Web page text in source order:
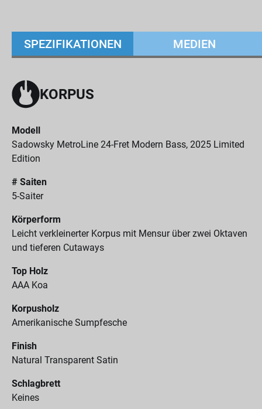
SPEZIFIKATIONEN MEDIEN
KORPUS
Modell
Sadowsky MetroLine 24-Fret Modern Bass, 2025 Limited
Edition
# Saiten
5-Saiter
Körperform
Leicht verkleinerter Korpus mit Mensur über zwei Oktaven
und tieferen Cutaways
Top Holz
AAA Koa
Korpusholz
Amerikanische Sumpfesche
Finish
Natural Transparent Satin
Schlagbrett
Keines